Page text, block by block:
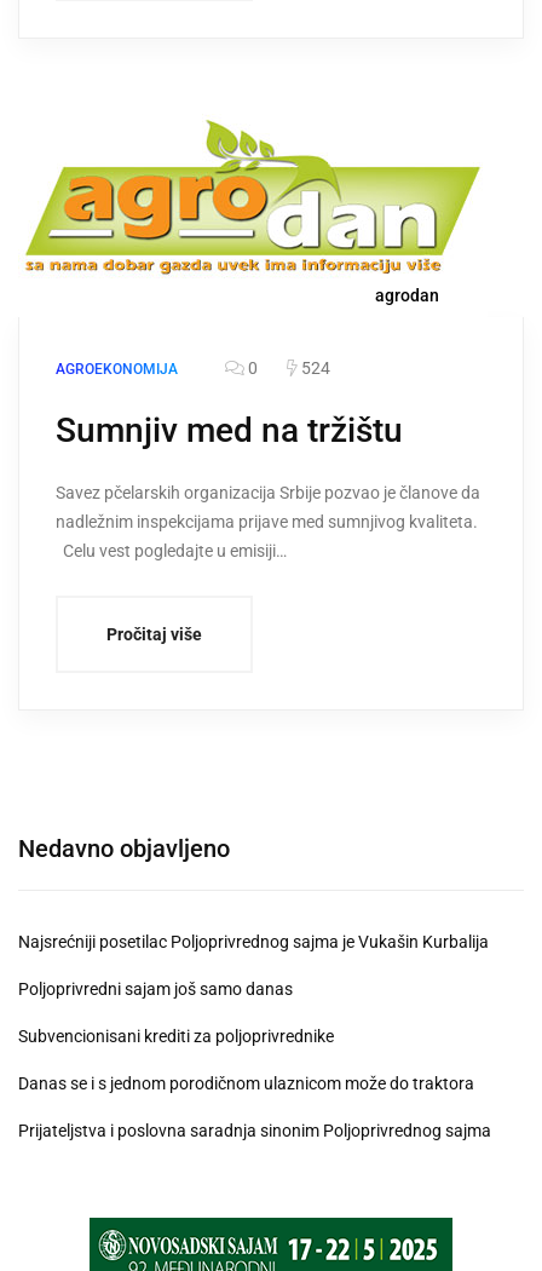
agrodan
AGROEKONOMIJA 0 524
Sumnjiv med na tržištu
Savez pčelarskih organizacija Srbije pozvao je članove da
nadležnim inspekcijama prijave med sumnjivog kvaliteta.
Celu vest pogledajte u emisiji…
Pročitaj više
Nedavno objavljeno
Najsrećniji posetilac Poljoprivrednog sajma je Vukašin Kurbalija
Poljoprivredni sajam još samo danas
Subvencionisani krediti za poljoprivrednike
Danas se i s jednom porodičnom ulaznicom može do traktora
Prijateljstva i poslovna saradnja sinonim Poljoprivrednog sajma